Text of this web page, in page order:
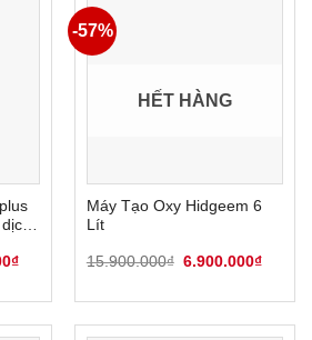
₫Giá
là:
-57%
HẾT HÀNG
Máy Tạo Oxy Hidgeem 6
Lít
15.900.000₫ Giá
15.900.000₫.
6.900.000₫Giá
là: